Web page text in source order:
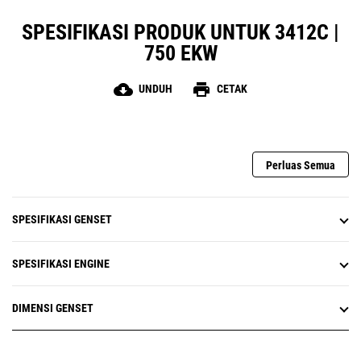
SPESIFIKASI PRODUK UNTUK 3412C |
750 EKW
cloud_download UNDUH print CETAK
Perluas Semua
SPESIFIKASI GENSET
SPESIFIKASI ENGINE
DIMENSI GENSET